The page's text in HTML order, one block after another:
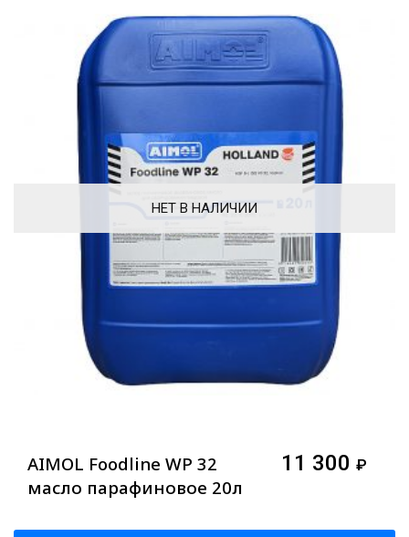
НЕТ В НАЛИЧИИ
AIMOL Foodline WP 32
масло парафиновое 20л
11 300 ₽